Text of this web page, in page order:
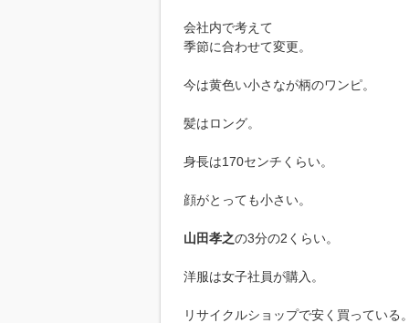
会社内で考えて
季節に合わせて変更。
今は黄色い小さなが柄のワンピ。
髪はロング。
身長は170センチくらい。
顔がとっても小さい。
山田孝之の3分の2くらい。
洋服は女子社員が購入。
リサイクルショップで安く買っている。